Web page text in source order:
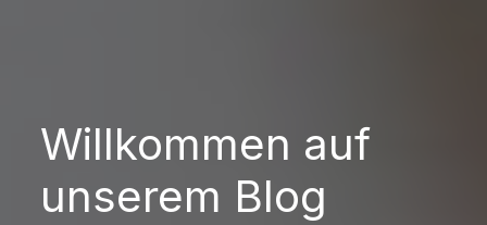
Willkommen auf
unserem Blog